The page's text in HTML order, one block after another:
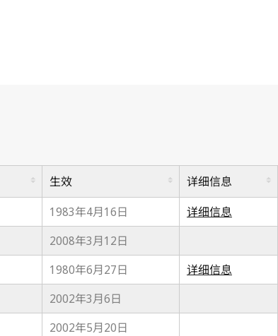
生效
详细信息
1983年4月16日
详细信息
2008年3月12日
1980年6月27日
详细信息
2002年3月6日
2002年5月20日